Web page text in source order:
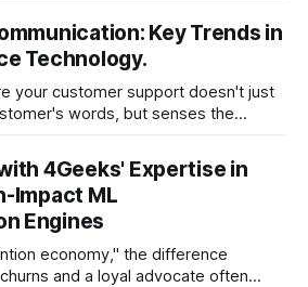
text. Emails, customer support
social media mentions, and PDF
Key Trends in
Technology.
your customer support doesn't just
words, but senses the
solves a complex billing dispute in
a human agent
4Geeks' Expertise in
Impact ML
Engines
economy," the difference
and a loyal advocate often